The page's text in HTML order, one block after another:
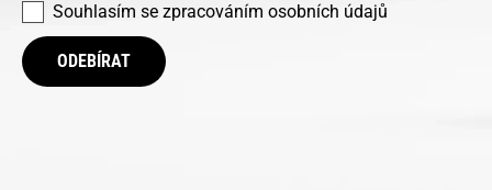
Souhlasím se zpracováním osobních údajů
ODEBÍRAT